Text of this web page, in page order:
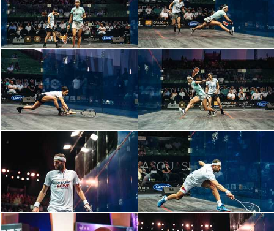
أمم إفريقيا
كرة السلة الأمريكية
كرة يد
كرة طائرة
الوطن العربي
في المونديال
رياضة نسائية
آسيا
أمريكا